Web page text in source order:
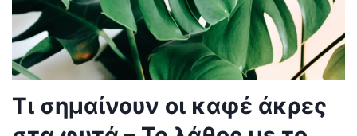
Τι σημαίνουν οι καφέ άκρες